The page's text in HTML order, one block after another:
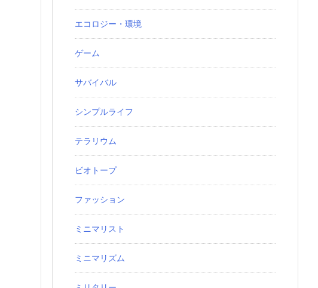
エコロジー・環境
ゲーム
サバイバル
シンプルライフ
テラリウム
ビオトープ
ファッション
ミニマリスト
ミニマリズム